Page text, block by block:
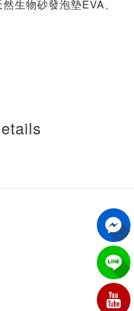
生物砂發泡墊EVA、